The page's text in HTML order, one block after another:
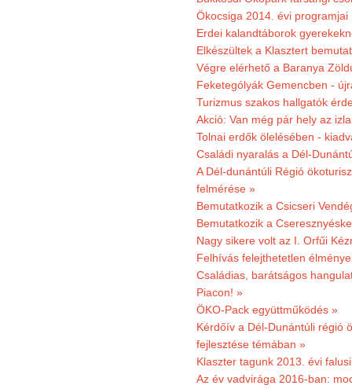
Ökocsiga 2014. évi programjai
Erdei kalandtáborok
Elkészültek a Klasztert
Végre elérhető a Baranya
Feketególyák Gemencben -
Turizmus szakos hallgatók
Akció: Van még pár hely az
Tolnai erdők ölelésében -
Családi nyaralás a Dél-
A Dél-dunántúli Régió
felmérése »
Bemutatkozik a Csicseri
Bemutatkozik a
Nagy sikere volt az I. Orfűi
Felhívás felejthetetlen
Családias, barátságos
Piacon! »
ÖKO-Pack együttműködés »
Kérdőív a Dél-Dunántúli régió
fejlesztése témában »
Klaszter tagunk 2013. évi
Az év vadvirága 2016-ban: